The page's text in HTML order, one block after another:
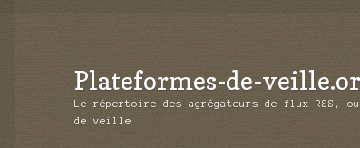
Aller
à
Aller
au
Plateformes-de-
Le répertoire des agrégateurs de flux RSS,
de veille